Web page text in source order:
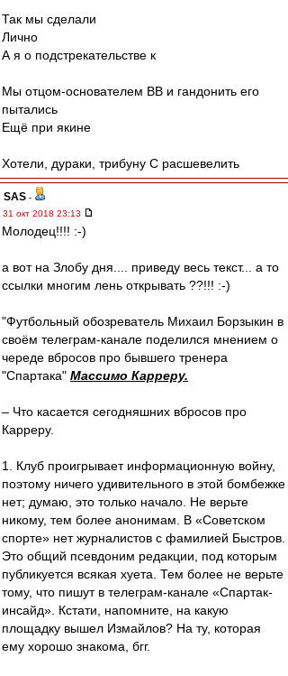
Так мы сделали
Лично
А я о подстрекательстве к
Мы отцом-основателем ВВ и гандонить его
пытались
Ещё при якине
Хотели, дураки, трибуну С расшевелить
SAS -
31 окт 2018 23:13
Молодец!!!! :-)
а вот на Злобу дня.... приведу весь текст... а то
ссылки многим лень открывать ??!!! :-)
"Футбольный обозреватель Михаил Борзыкин в
своём телеграм-канале поделился мнением о
череде вбросов про бывшего тренера
"Спартака" Массимо Карреру.
– Что касается сегодняшних вбросов про
Карреру.
1. Клуб проигрывает информационную войну,
поэтому ничего удивительного в этой бомбежке
нет; думаю, это только начало. Не верьте
никому, тем более анонимам. В «Советском
спорте» нет журналистов с фамилией Быстров.
Это общий псевдоним редакции, под которым
публикуется всякая хуета. Тем более не верьте
тому, что пишут в телеграм-канале «Спартак-
инсайд». Кстати, напомните, на какую
площадку вышел Измайлов? На ту, которая
ему хорошо знакома, бгг.